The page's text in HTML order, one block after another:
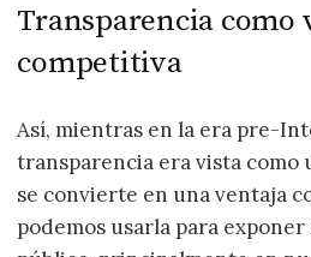
Transparencia como
competitiva
Así, mientras en la era pre-
transparencia era vista como
se convierte en una ventaja
podemos usarla para